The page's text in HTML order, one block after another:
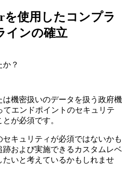
を使用したコンプラ
インの確立
？
機密扱いのデータを扱う政府機
てエンドポイントのセキュリテ
が必須です。
キュリティが必須ではないかも
跡および実施できるカスタムレベ
いと考えているかもしれませ